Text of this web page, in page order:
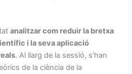
analitzar com reduir la bretxa
i la seva aplicació
. Al llarg de la sessió, s’han
de la ciència de la